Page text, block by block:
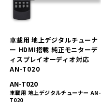
車載用 地上デジタルチューナ
ー HDMI搭載 純正モニターデ
ィスプレイオーディオ対応
AN-T020
AN-T020
車載用 地上デジタルチューナー AN-
T020